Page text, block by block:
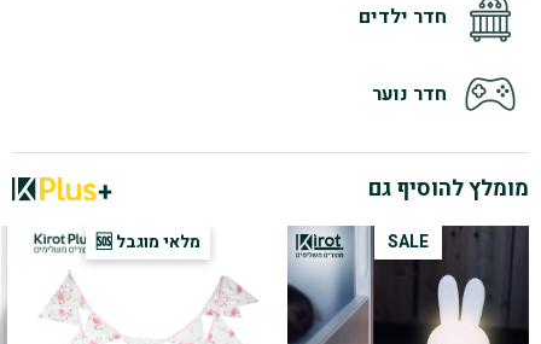
חדר ילדים
חדר נוער
מומלץ להוסיף גם
מלאי מוגבל 🆘 SALE